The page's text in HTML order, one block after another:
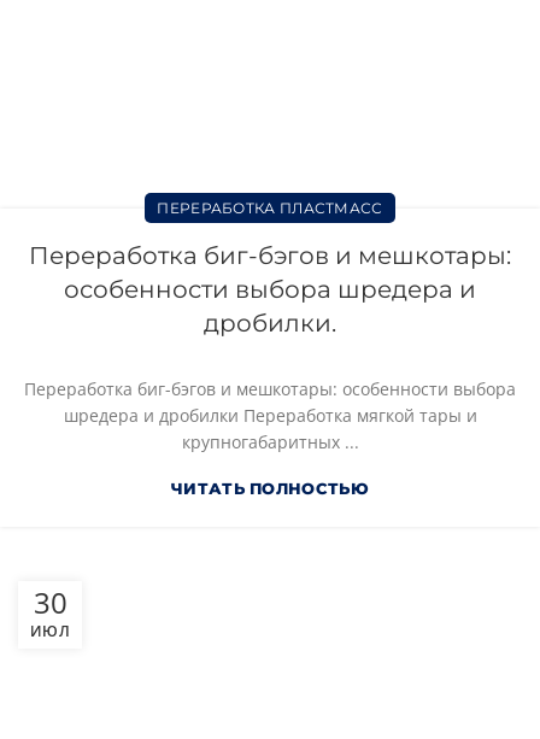
ПЕРЕРАБОТКА ПЛАСТМАСС
Переработка биг-бэгов и мешкотары:
особенности выбора шредера и
дробилки.
Переработка биг-бэгов и мешкотары: особенности выбора
шредера и дробилки Переработка мягкой тары и
крупногабаритных ...
ЧИТАТЬ ПОЛНОСТЬЮ
30
ИЮЛ